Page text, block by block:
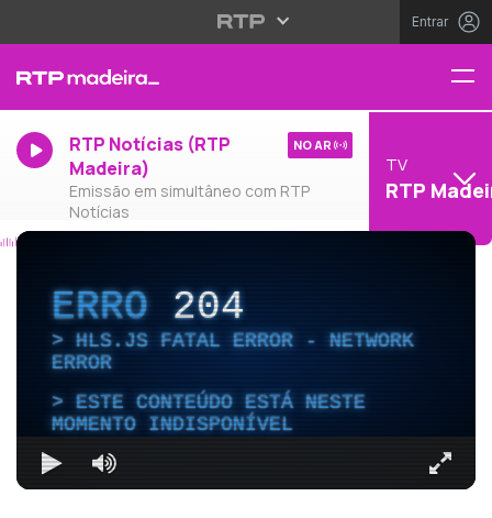
Entrar
RTP Notícias (RTP
Madeira)
Emissão em simultâneo com RTP
Notícias
NO AR
TV
RTP
ERRO204
HLS.JS FATAL ERROR - NETWORK
ERROR
ESTE CONTEÚDO ESTÁ NESTE
MOMENTO INDISPONÍVEL